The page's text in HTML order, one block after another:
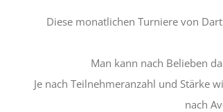
Diese monatlichen Turniere von
Man kann nach Belieben
Je nach Teilnehmeranzahl und Stärke
nach